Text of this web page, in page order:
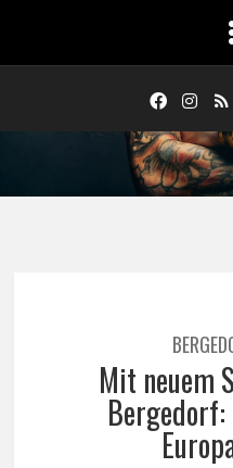
Mit neuem
Bergedorf: